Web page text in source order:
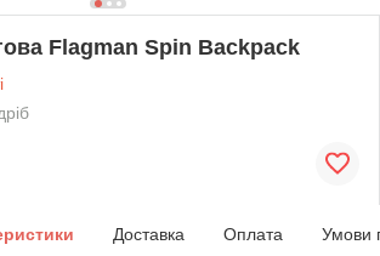
Flagman Spin Backpack
Доставка Оплата Умови